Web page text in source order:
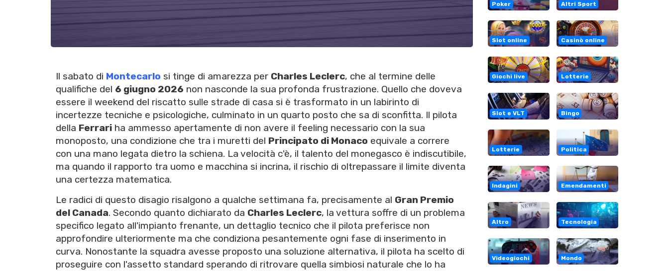
Il sabato di Montecarlo si tinge di amarezza per Charles Leclerc, che al termine delle
qualifiche del 6 giugno 2026 non nasconde la sua profonda frustrazione. Quello che doveva
essere il weekend del riscatto sulle strade di casa si è trasformato in un labirinto di
incertezze tecniche e psicologiche, culminato in un quarto posto che sa di sconfitta. Il pilota
della Ferrari ha ammesso apertamente di non avere il feeling necessario con la sua
monoposto, una condizione che tra i muretti del Principato di Monaco equivale a correre
con una mano legata dietro la schiena. La velocità c'è, il talento del monegasco è indiscutibile,
ma quando il rapporto tra uomo e macchina si incrina, il rischio di oltrepassare il limite diventa
una certezza matematica.
Le radici di questo disagio risalgono a qualche settimana fa, precisamente al Gran Premio
del Canada. Secondo quanto dichiarato da Charles Leclerc, la vettura soffre di un problema
specifico legato all'impianto frenante, un dettaglio tecnico che il pilota preferisce non
approfondire ulteriormente ma che condiziona pesantemente ogni fase di inserimento in
curva. Nonostante la squadra avesse proposto una soluzione alternativa, il pilota ha scelto di
proseguire con l'assetto standard sperando di ritrovare quella simbiosi naturale che lo ha
Poker Altri Sport
Slot online Casinò online
Giochi live Lotterie
Slot e VLT Bingo
Lotterie Politica
Indagini Emendamenti
Altro Tecnologia
Videogiochi Mondo